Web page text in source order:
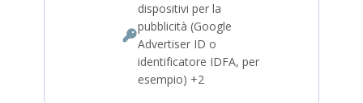
trattamento:
Dati
Personali
trattati:
dispositivi per la
pubblicità (Google
Advertiser ID o
identificatore IDFA, per
esempio) +2